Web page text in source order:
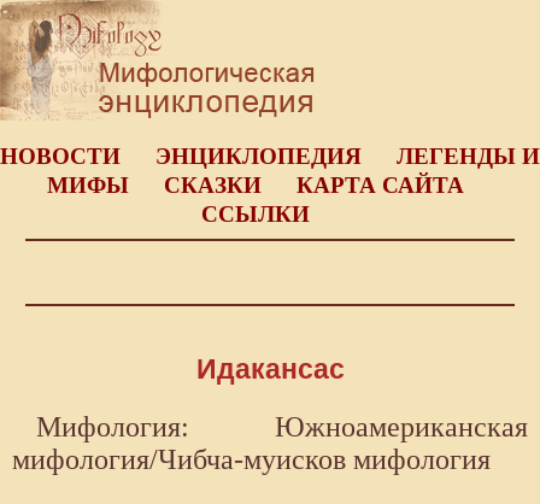
НОВОСТИ ЭНЦИКЛОПЕДИЯ
ЛЕГЕНДЫ И
МИФЫ
СКАЗКИ
КАРТА САЙТА
ССЫЛКИ
Идакансас
Мифология: Южноамериканская
мифология/Чибча-муисков мифология